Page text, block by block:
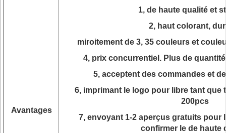
Avantages
1, de haute qualité et
2, haut colorant,
miroitement de 3, 35 couleurs et
4, prix concurrentiel. Plus de
5, acceptent des commandes et
6, imprimant le logo pour libre tant que
200pcs
7, envoyant 1-2 aperçus gratuits pour
confirmer le de haute